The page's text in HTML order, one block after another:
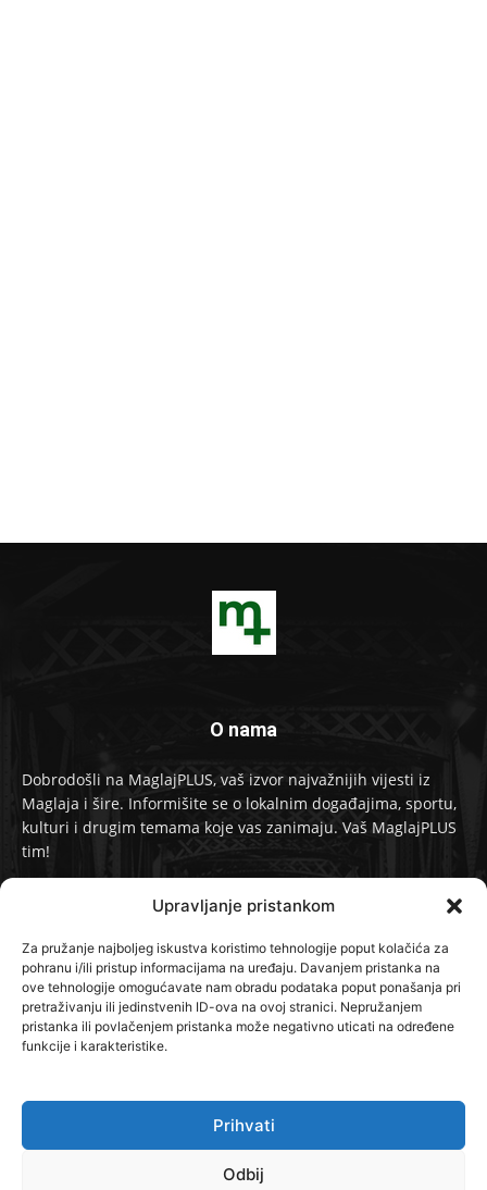
Upravljanje pristankom
Za pružanje najboljeg iskustva koristimo tehnologije poput kolačića za
pohranu i/ili pristup informacijama na uređaju. Davanjem pristanka na
ove tehnologije omogućavate nam obradu podataka poput ponašanja pri
pretraživanju ili jedinstvenih ID-ova na ovoj stranici. Nepružanjem
pristanka ili povlačenjem pristanka može negativno uticati na određene
funkcije i karakteristike.
Prihvati
Odbij
O nama
Dobrodošli na MaglajPLUS, vaš izvor najvažnijih vijesti iz
Maglaja i šire. Informišite se o lokalnim događajima, sportu,
kulturi i drugim temama koje vas zanimaju. Vaš MaglajPLUS
tim!
info@maglajplus.ba
Pratite nas na